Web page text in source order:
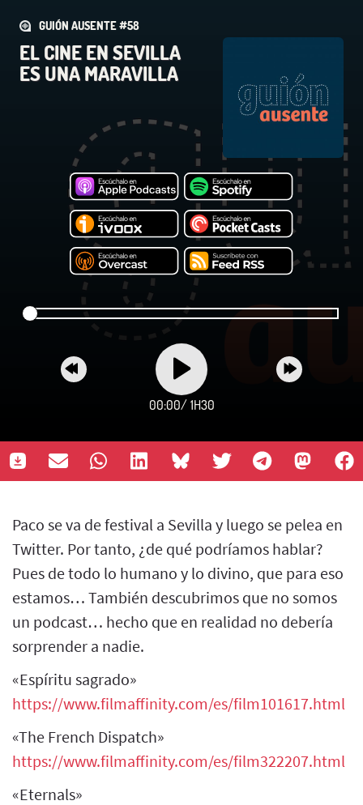
GUIÓN AUSENTE #58
EL CINE EN SEVILLA
ES UNA MARAVILLA
00:00/ 1H30
Paco se va de festival a Sevilla y luego se pelea en
Twitter. Por tanto, ¿de qué podríamos hablar?
Pues de todo lo humano y lo divino, que para eso
estamos… También descubrimos que no somos
un podcast… hecho que en realidad no debería
sorprender a nadie.
«Espíritu sagrado»
https://www.filmaffinity.com/es/film101617.html
«The French Dispatch»
https://www.filmaffinity.com/es/film322207.html
«Eternals»